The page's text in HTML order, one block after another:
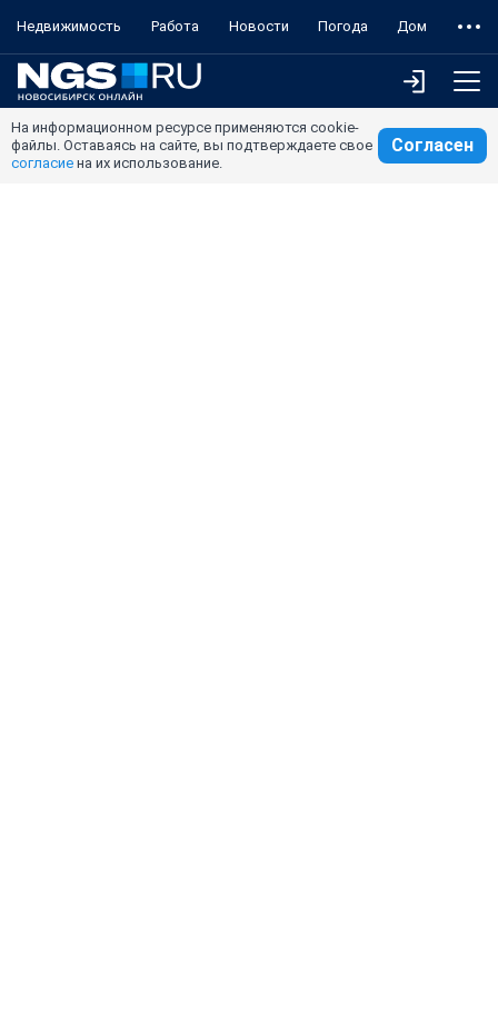
Недвижимость Работа Новости Погода Дом
На информационном ресурсе применяются cookie-
файлы. Оставаясь на сайте, вы подтверждаете свое
согласие на их использование.
Согласен